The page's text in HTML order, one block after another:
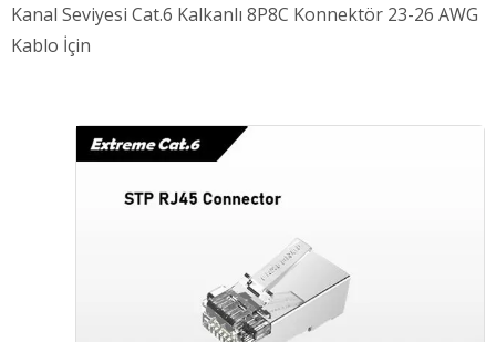
Kanal Seviyesi Cat.6 Kalkanlı 8P8C Konnektör 23-26 AWG
Kablo İçin